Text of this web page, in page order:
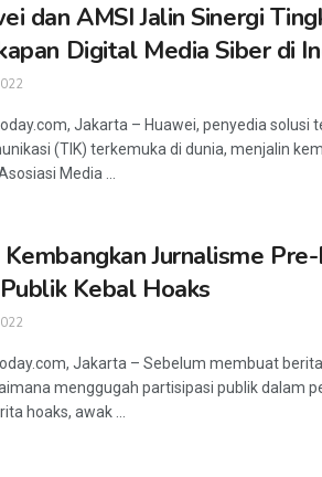
dan AMSI Jalin Sinergi
Digital Media Siber di
Jakarta – Huawei, penyedia solusi
(TIK) terkemuka di dunia, menjalin
Media ...
Jurnalisme
Kebal Hoaks
Jakarta – Sebelum membuat
menggugah partisipasi publik dalam
hoaks, awak ...